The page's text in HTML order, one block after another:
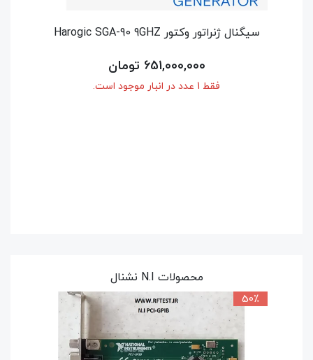
سیگنال ژنراتور وکتور Harogic SGA-60 6GHZ
514,500,000 تومان
فقط 1 عدد در انبار موجود است.
محصولات N.I نشنال